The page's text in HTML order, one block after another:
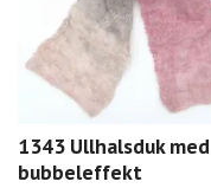
1343 Ullhalsduk med
bubbeleffekt